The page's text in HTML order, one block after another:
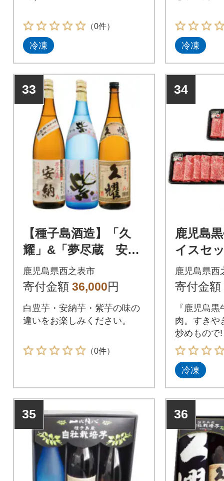
（0件）
冷凍 冷凍
33
【種子島酒造】「久
耀」&「夢尽蔵 安
納」&「紫(ゆかり)」
(25度) 1.8L×3本のみ
鹿児島県西之表市
寄付金額 36,000円
白豊芋・安納芋・紫芋の味の
違いをお楽しみください。
（0件）
34
鹿児島
イスセ
【D-
鹿児島県西
寄付金額
『鹿児島
肉。すきや
炒めもので!
冷凍
35 36